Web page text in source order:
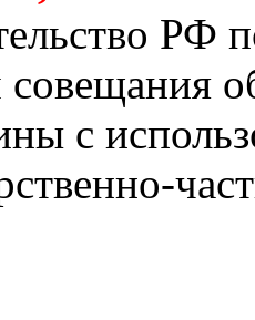
РФ
совещания
с